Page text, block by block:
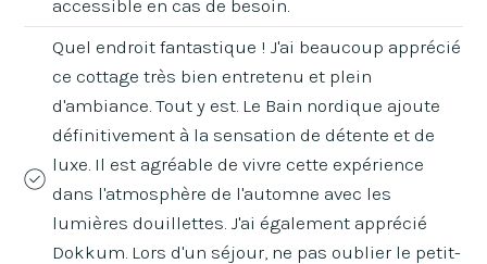
accessible en cas de besoin.
Quel endroit fantastique ! J'ai beaucoup apprécié
ce cottage très bien entretenu et plein
d'ambiance. Tout y est. Le Bain nordique ajoute
définitivement à la sensation de détente et de
luxe. Il est agréable de vivre cette expérience
dans l'atmosphère de l'automne avec les
lumières douillettes. J'ai également apprécié
Dokkum. Lors d'un séjour, ne pas oublier le petit-